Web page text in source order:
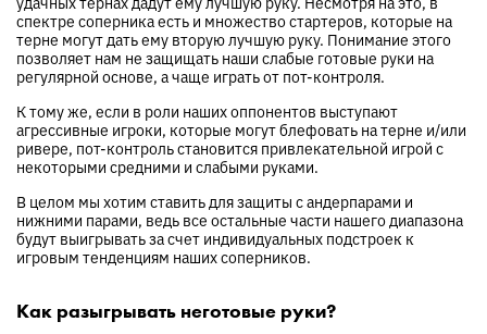
спектре соперника есть и множество стартеров, которые на
терне могут дать ему вторую лучшую руку. Понимание этого
позволяет нам не защищать наши слабые готовые руки на
регулярной основе, а чаще играть от пот-контроля.
К тому же, если в роли наших оппонентов выступают
агрессивные игроки, которые могут блефовать на терне и/или
ривере, пот-контроль становится привлекательной игрой с
некоторыми средними и слабыми руками.
В целом мы хотим ставить для защиты с андерпарами и
нижними парами, ведь все остальные части нашего диапазона
будут выигрывать за счет индивидуальных подстроек к
игровым тенденциям наших соперников.
Как разыгрывать неготовые руки?